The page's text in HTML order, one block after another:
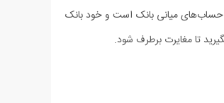
حساب‏‌های میانی بانک است و خود بانک